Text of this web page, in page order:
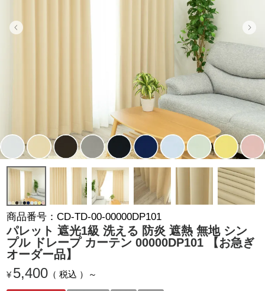
商品番号 CD-TD-00-00000DP101
パレット 遮光1級 洗える 防炎 遮熱 無地 シン
プル ドレープ カーテン 00000DP101 【お急ぎ
オーダー品】
¥ 5,400 税込